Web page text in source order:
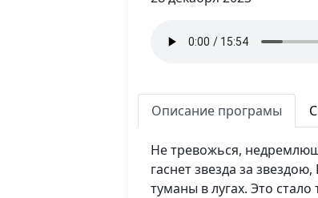
Описание програмы
Не тревожься,
гаснет звезда за
туманы в лугах. Это